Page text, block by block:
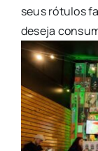
seus rótulos
deseja